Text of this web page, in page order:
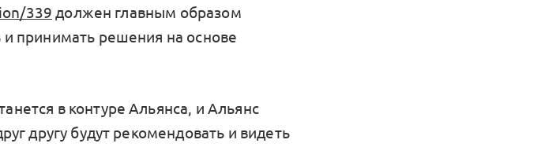
339 должен главным образом
и принимать решения на основе
в контуре Альянса, и Альянс
другу будут рекомендовать и видеть